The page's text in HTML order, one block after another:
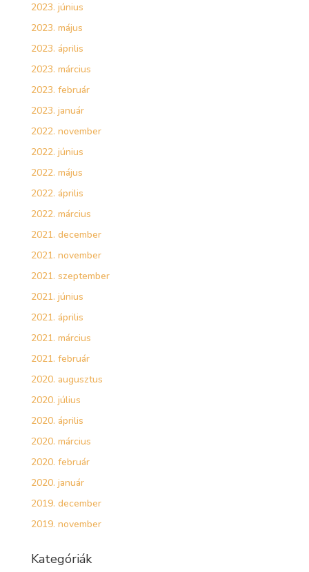
2023. június
2023. május
2023. április
2023. március
2023. február
2023. január
2022. november
2022. június
2022. május
2022. április
2022. március
2021. december
2021. november
2021. szeptember
2021. június
2021. április
2021. március
2021. február
2020. augusztus
2020. július
2020. április
2020. március
2020. február
2020. január
2019. december
2019. november
Kategóriák